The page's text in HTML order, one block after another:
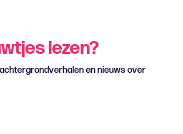
lezen?
en nieuws over